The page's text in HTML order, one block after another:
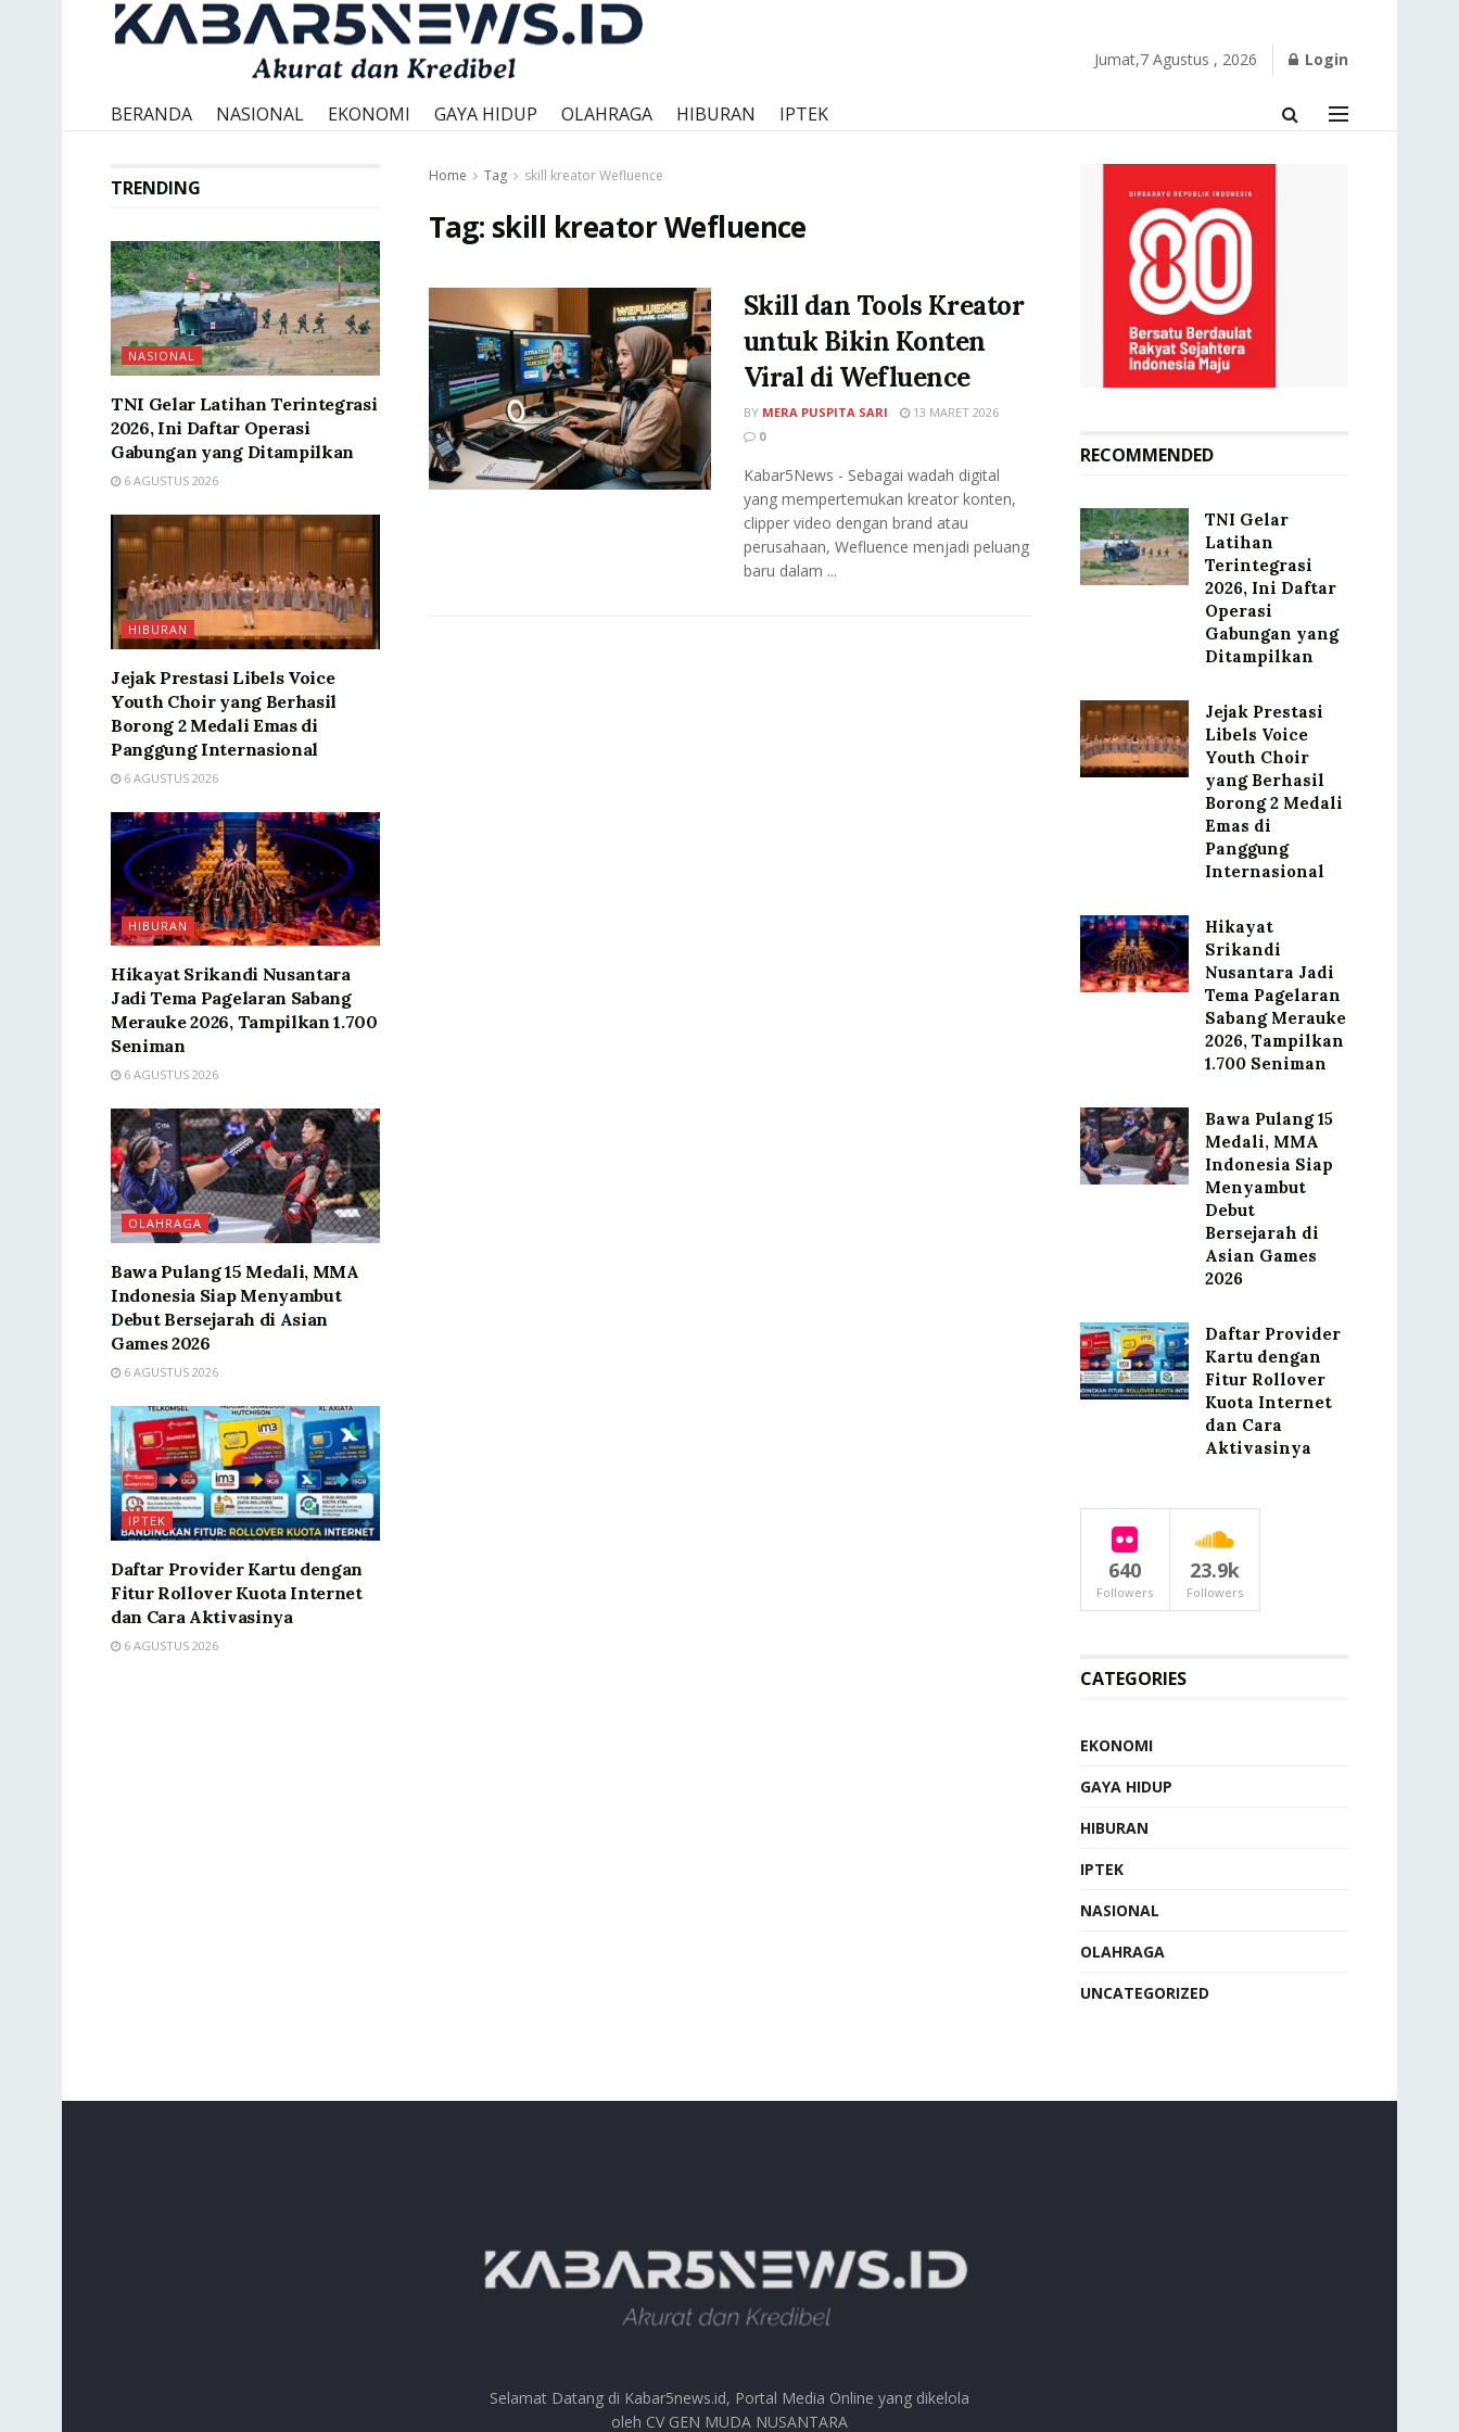
Jumat,7 Agustus , 2026 Login
BERANDA NASIONAL EKONOMI GAYA HIDUP OLAHRAGA HIBURAN IPTEK
Home Tag skill kreator Wefluence
Tag: skill kreator Wefluence
Skill dan Tools Kreator
untuk Bikin Konten
Viral di Wefluence
BY MERA PUSPITA SARI
13 MARET 2026
0
Kabar5News - Sebagai wadah digital
yang mempertemukan kreator konten,
clipper video dengan brand atau
perusahaan, Wefluence menjadi peluang
baru dalam ...
TRENDING
NASIONAL
TNI Gelar Latihan Terintegrasi
2026, Ini Daftar Operasi
Gabungan yang Ditampilkan
6 AGUSTUS 2026
HIBURAN
Jejak Prestasi Libels Voice
Youth Choir yang Berhasil
Borong 2 Medali Emas di
Panggung Internasional
6 AGUSTUS 2026
HIBURAN
Hikayat Srikandi Nusantara
Jadi Tema Pagelaran Sabang
Merauke 2026, Tampilkan 1.700
Seniman
6 AGUSTUS 2026
OLAHRAGA
Bawa Pulang 15 Medali, MMA
Indonesia Siap Menyambut
Debut Bersejarah di Asian
Games 2026
6 AGUSTUS 2026
IPTEK
Daftar Provider Kartu dengan
Fitur Rollover Kuota Internet
dan Cara Aktivasinya
6 AGUSTUS 2026
RECOMMENDED
TNI Gelar
Latihan
Terintegrasi
2026, Ini Daftar
Operasi
Gabungan yang
Ditampilkan
Jejak Prestasi
Libels Voice
Youth Choir
yang Berhasil
Borong 2 Medali
Emas di
Panggung
Internasional
Hikayat
Srikandi
Nusantara Jadi
Tema Pagelaran
Sabang Merauke
2026, Tampilkan
1.700 Seniman
Bawa Pulang 15
Medali, MMA
Indonesia Siap
Menyambut
Debut
Bersejarah di
Asian Games
2026
Daftar Provider
Kartu dengan
Fitur Rollover
Kuota Internet
dan Cara
Aktivasinya
640
Followers
23.9k
Followers
CATEGORIES
EKONOMI
GAYA HIDUP
HIBURAN
IPTEK
NASIONAL
OLAHRAGA
UNCATEGORIZED
Selamat Datang di Kabar5news.id, Portal Media Online yang dikelola
oleh CV GEN MUDA NUSANTARA